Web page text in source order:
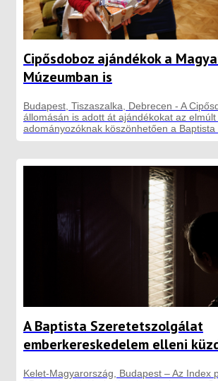
Cipősdoboz ajándékok a
Múzeumban is
Budapest, Tiszaszalka, Debrecen - A
állomásán is adott át ajándékokat az
adományozóknak köszönhetően a Baptista
A Baptista Szeretetszolgálat
emberkereskedelem elleni
Kelet-Magyarország, Budapest – Az Index